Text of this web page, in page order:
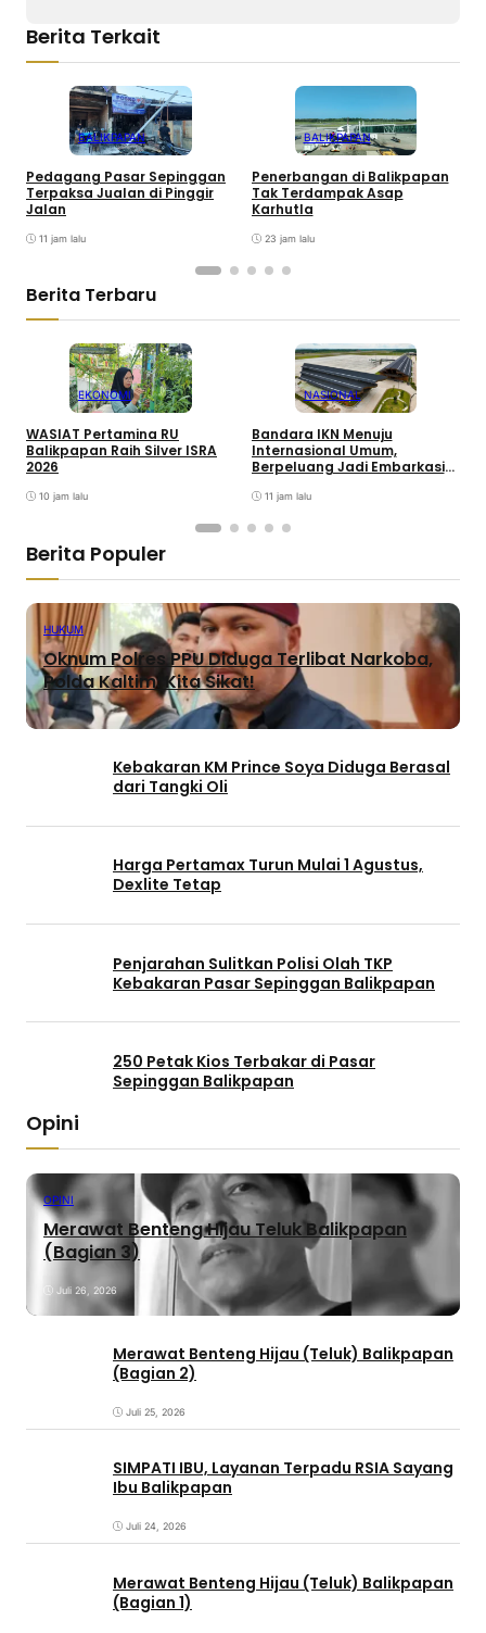
Berita Terkait
BALIKPAPAN
Pedagang Pasar Sepinggan
Terpaksa Jualan di Pinggir
Jalan
11 jam lalu
BALIKPAPAN
Penerbangan di Balikpapan
Tak Terdampak Asap
Karhutla
23 jam lalu
Berita Terbaru
EKONOMI
WASIAT Pertamina RU
Balikpapan Raih Silver ISRA
2026
10 jam lalu
NASIONAL
Bandara IKN Menuju
Internasional Umum,
Berpeluang Jadi Embarkasi
11 jam lalu
Berita Populer
HUKUM
Oknum Polres PPU Diduga Terlibat Narkoba,
Polda Kaltim: Kita Sikat!
Kebakaran KM Prince Soya Diduga Berasal
dari Tangki Oli
Harga Pertamax Turun Mulai 1 Agustus,
Dexlite Tetap
Penjarahan Sulitkan Polisi Olah TKP
Kebakaran Pasar Sepinggan Balikpapan
250 Petak Kios Terbakar di Pasar
Sepinggan Balikpapan
Opini
OPINI
Merawat Benteng Hijau Teluk Balikpapan
(Bagian 3)
Juli 26, 2026
Merawat Benteng Hijau (Teluk) Balikpapan
(Bagian 2)
Juli 25, 2026
SIMPATI IBU, Layanan Terpadu RSIA Sayang
Ibu Balikpapan
Juli 24, 2026
Merawat Benteng Hijau (Teluk) Balikpapan
(Bagian 1)